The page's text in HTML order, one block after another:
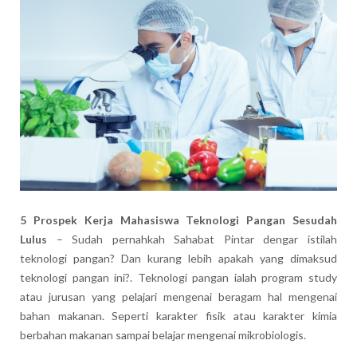
5 Prospek Kerja Mahasiswa Teknologi Pangan Sesudah
Lulus – Sudah pernahkah Sahabat Pintar dengar istilah
teknologi pangan? Dan kurang lebih apakah yang dimaksud
teknologi pangan ini?. Teknologi pangan ialah program study
atau jurusan yang pelajari mengenai beragam hal mengenai
bahan makanan. Seperti karakter fisik atau karakter kimia
berbahan makanan sampai belajar mengenai mikrobiologis.